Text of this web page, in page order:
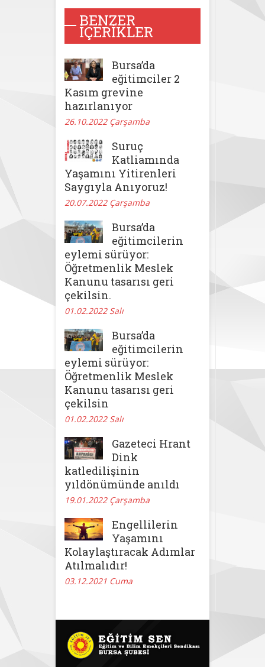
Duruşunda
BENZER
İÇERIKLER
Bursa’da
eğitimciler 2
Kasım grevine
hazırlanıyor
26.10.2022 Çarşamba
Suruç
Katliamında
Yaşamını Yitirenleri
Saygıyla Anıyoruz!
20.07.2022 Çarşamba
Bursa’da
eğitimcilerin
eylemi sürüyor:
Öğretmenlik Meslek
Kanunu tasarısı geri
çekilsin.
01.02.2022 Salı
Bursa’da
eğitimcilerin
eylemi sürüyor:
Öğretmenlik Meslek
Kanunu tasarısı geri
çekilsin
01.02.2022 Salı
Gazeteci Hrant
Dink
katledilişinin
yıldönümünde anıldı
19.01.2022 Çarşamba
Engellilerin
Yaşamını
Kolaylaştıracak Adımlar
Atılmalıdır!
03.12.2021 Cuma